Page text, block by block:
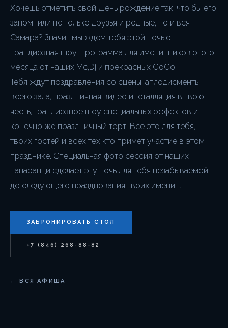
Хочешь отметить свой День рождение так, что бы его
запомнили не только друзья и родные, но и вся
Самара? Значит мы ждем тебя этой ночью.
Грандиозная шоу-программа для именинников этого
месяца от наших Мс,Dj и прекрасных GoGo.
Тебя ждут поздравления со сцены, аплодисменты
всего зала, праздничная видео инсталляция в твою
честь, грандиозное шоу специальных эффектов и
конечно же праздничный торт. Все это для тебя,
твоих гостей и всех тех кто примет участие в этом
празднике. Специальная фото сессия от наших
папарацци сделает эту ночь для тебя незабываемой
до следующего празднования твоих именин.
ЗАБРОНИРОВАТЬ СТОЛ
+7 (846) 268-88-82
← ВСЯ АФИША